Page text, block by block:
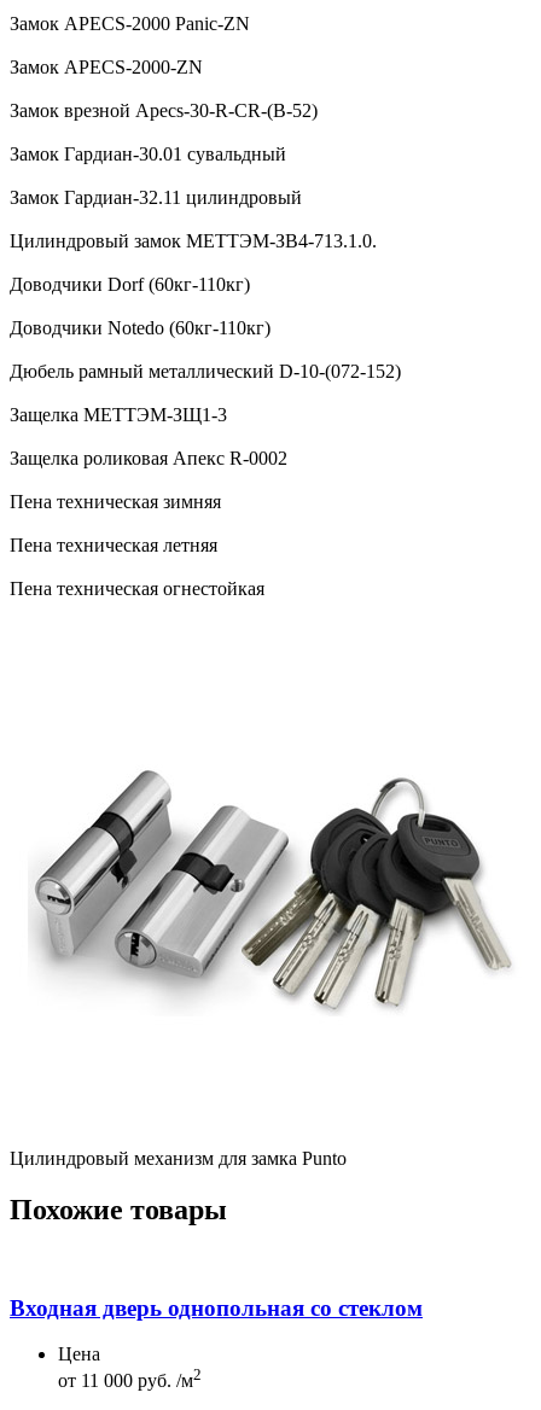
Замок APECS-2000 Panic-ZN
Замок APECS-2000-ZN
Замок врезной Apecs-30-R-CR-(B-52)
Замок Гардиан-30.01 сувальдный
Замок Гардиан-32.11 цилиндровый
Цилиндровый замок МЕТТЭМ-ЗВ4-713.1.0.
Доводчики Dorf (60кг-110кг)
Доводчики Notedo (60кг-110кг)
Дюбель рамный металлический D-10-(072-152)
Защелка МЕТТЭМ-ЗЩ1-3
Защелка роликовая Апекс R-0002
Пена техническая зимняя
Пена техническая летняя
Пена техническая огнестойкая
Цилиндровый механизм для замка Punto
Похожие товары
Входная дверь однопольная со стеклом
Цена
от 11 000 руб. /м2